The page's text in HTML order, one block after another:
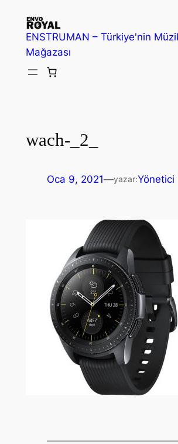
ENSTRUMAN – Türkiye'nin
Mağazası
wach-_2_
Oca 9, 2021—yazar:Yönetici